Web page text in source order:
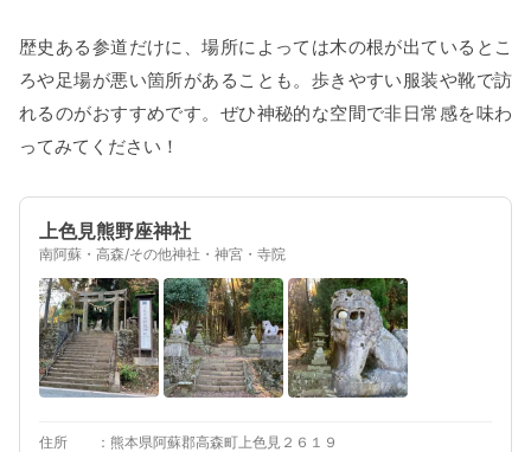
歴史ある参道だけに、場所によっては木の根が出ているとこ
ろや足場が悪い箇所があることも。歩きやすい服装や靴で訪
れるのがおすすめです。ぜひ神秘的な空間で非日常感を味わ
ってみてください！
上色見熊野座神社
南阿蘇・高森/その他神社・神宮・寺院
住所
熊本県阿蘇郡高森町上色見２６１９